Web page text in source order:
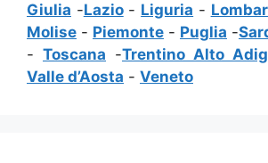
Giulia -Lazio- Liguria -
Molise - Piemonte - Puglia -
- Toscana -Trentino Alto
Valle d’Aosta - Veneto